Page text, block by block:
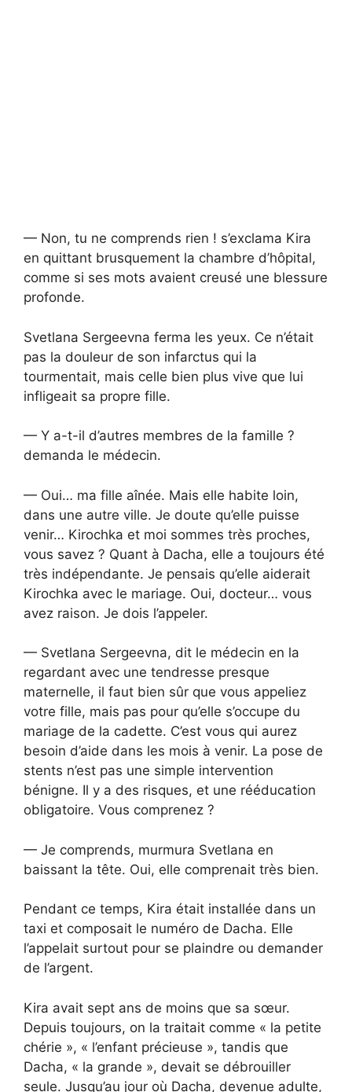
— Non, tu ne comprends rien ! s’exclama Kira
en quittant brusquement la chambre d’hôpital,
comme si ses mots avaient creusé une blessure
profonde.
Svetlana Sergeevna ferma les yeux. Ce n’était
pas la douleur de son infarctus qui la
tourmentait, mais celle bien plus vive que lui
infligeait sa propre fille.
— Y a-t-il d’autres membres de la famille ?
demanda le médecin.
— Oui… ma fille aînée. Mais elle habite loin,
dans une autre ville. Je doute qu’elle puisse
venir… Kirochka et moi sommes très proches,
vous savez ? Quant à Dacha, elle a toujours été
très indépendante. Je pensais qu’elle aiderait
Kirochka avec le mariage. Oui, docteur… vous
avez raison. Je dois l’appeler.
— Svetlana Sergeevna, dit le médecin en la
regardant avec une tendresse presque
maternelle, il faut bien sûr que vous appeliez
votre fille, mais pas pour qu’elle s’occupe du
mariage de la cadette. C’est vous qui aurez
besoin d’aide dans les mois à venir. La pose de
stents n’est pas une simple intervention
bénigne. Il y a des risques, et une rééducation
obligatoire. Vous comprenez ?
— Je comprends, murmura Svetlana en
baissant la tête. Oui, elle comprenait très bien.
Pendant ce temps, Kira était installée dans un
taxi et composait le numéro de Dacha. Elle
l’appelait surtout pour se plaindre ou demander
de l’argent.
Kira avait sept ans de moins que sa sœur.
Depuis toujours, on la traitait comme « la petite
chérie », « l’enfant précieuse », tandis que
Dacha, « la grande », devait se débrouiller
seule. Jusqu’au jour où Dacha, devenue adulte,